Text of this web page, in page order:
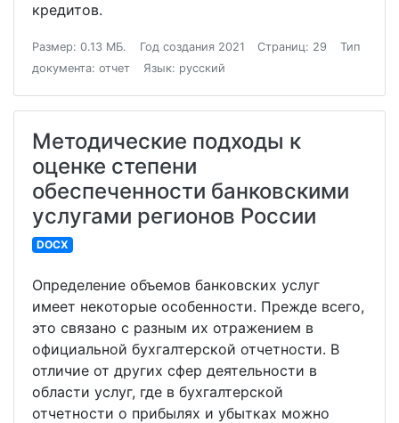
кредитов.
Размер: 0.13 МБ. Год создания 2021 Страниц: 29
Тип
документа: отчет
Язык: русский
Методические подходы к
оценке степени
обеспеченности банковскими
услугами регионов России
DOCX
Определение объемов банковских услуг
имеет некоторые особенности. Прежде всего,
это связано с разным их отражением в
официальной бухгалтерской отчетности. В
отличие от других сфер деятельности в
области услуг, где в бухгалтерской
отчетности о прибылях и убытках можно